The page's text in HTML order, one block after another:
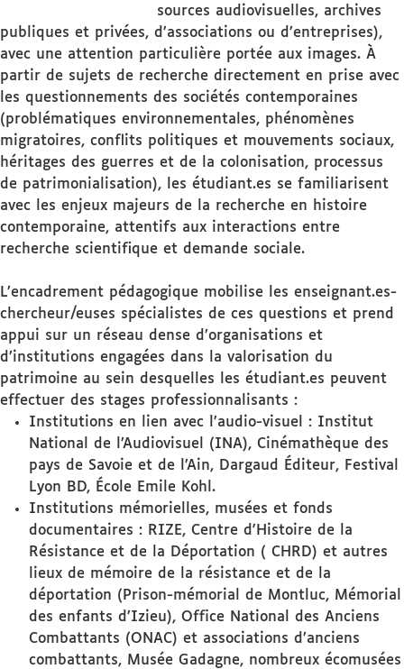
sources audiovisuelles, archives
publiques et privées, d’associations ou d’entreprises),
avec une attention particulière portée aux images. À
partir de sujets de recherche directement en prise avec
les questionnements des sociétés contemporaines
(problématiques environnementales, phénomènes
migratoires, conflits politiques et mouvements sociaux,
héritages des guerres et de la colonisation, processus
de patrimonialisation), les étudiant.es se familiarisent
avec les enjeux majeurs de la recherche en histoire
contemporaine, attentifs aux interactions entre
recherche scientifique et demande sociale.
L’encadrement pédagogique mobilise les enseignant.es-
chercheur/euses spécialistes de ces questions et prend
appui sur un réseau dense d’organisations et
d’institutions engagées dans la valorisation du
patrimoine au sein desquelles les étudiant.es peuvent
effectuer des stages professionnalisants :
Institutions en lien avec l’audio-visuel : Institut
National de l’Audiovisuel (INA), Cinémathèque des
pays de Savoie et de l’Ain, Dargaud Éditeur, Festival
Lyon BD, École Emile Kohl.
Institutions mémorielles, musées et fonds
documentaires : RIZE, Centre d'Histoire de la
Résistance et de la Déportation ( CHRD) et autres
lieux de mémoire de la résistance et de la
déportation (Prison-mémorial de Montluc, Mémorial
des enfants d’Izieu), Office National des Anciens
Combattants (ONAC) et associations d’anciens
combattants, Musée Gadagne, nombreux écomusées